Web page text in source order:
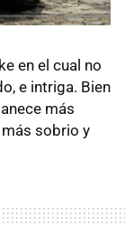
en el cual no
e intriga. Bien
más
sobrio y